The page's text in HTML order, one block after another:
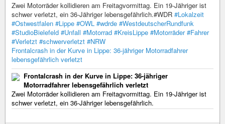
Zwei Motorräder kollidieren am Freitagvormittag. Ein 19-Jähriger ist
schwer verletzt, ein 36-Jähriger lebensgefährlich.#WDR #Lokalzeit
#Ostwestfalen #Lippe #OWL #wdrde #WestdeutscherRundfunk
#StudioBielefeld #Unfall #Motorrad #KreisLippe #Motorräder #Fahrer
#Verletzt #schwerverletzt #NRW
Frontalcrash in der Kurve in Lippe: 36-jähriger Motorradfahrer
lebensgefährlich verletzt
Frontalcrash in der Kurve in Lippe: 36-jähriger
Motorradfahrer lebensgefährlich verletzt
Zwei Motorräder kollidieren am Freitagvormittag. Ein 19-Jähriger ist
schwer verletzt, ein 36-Jähriger lebensgefährlich.